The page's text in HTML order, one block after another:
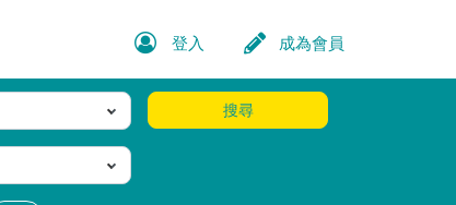
登入 成為會員
搜尋